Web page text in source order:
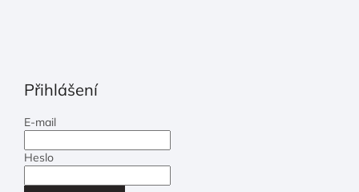
Přihlášení
E-mail
Heslo